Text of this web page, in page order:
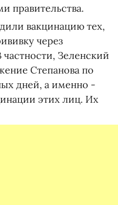
правительства.
вакцинацию тех,
через
Зеленский
Степанова по
дней, а именно -
этих лиц. Их